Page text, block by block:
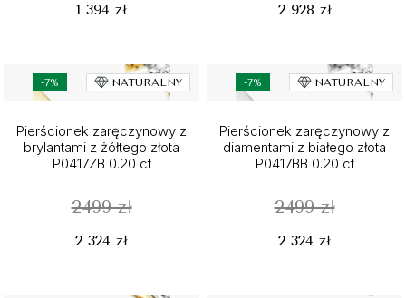
1 394 zł 2 928 zł
-7% NATURALNY
Pierścionek zaręczynowy z
brylantami z żółtego złota
P0417ZB 0.20 ct
2499 zł
2 324 zł
-7% NATURALNY
Pierścionek zaręczynowy z
diamentami z białego złota
P0417BB 0.20 ct
2499 zł
2 324 zł